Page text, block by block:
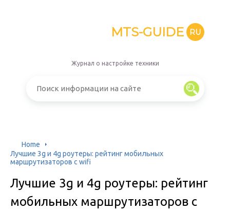
MTS-GUIDE RU
Журнал о настройке техники
Home
Лучшие 3g и 4g роутеры: рейтинг мобильных
маршрутизаторов с wifi
Лучшие 3g и 4g роутеры: рейтинг
мобильных маршрутизаторов с